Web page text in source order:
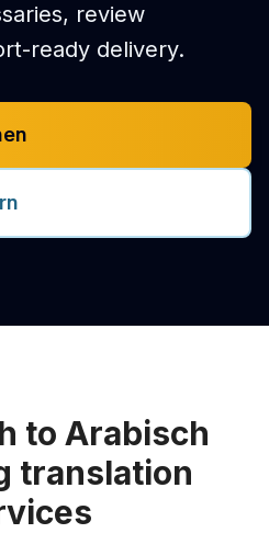
review
ready delivery.
to Arabisch
translation